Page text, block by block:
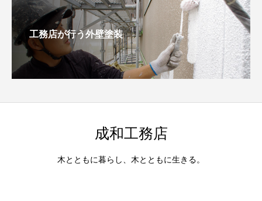
工務店が行う外壁塗装
成和工務店
木とともに暮らし、木とともに生きる。